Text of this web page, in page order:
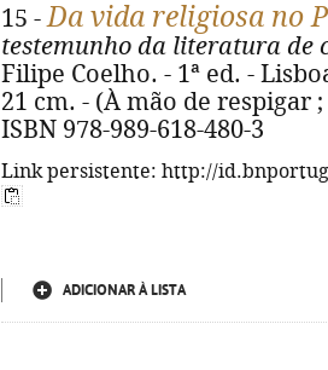
15 -Da vida religiosa no
testemunho da literatura de
Filipe Coelho. - 1ª ed. -
21 cm. - (À mão de respigar
ISBN 978-989-618-480-3
Link persistente: http://
ADICIONAR À LISTA